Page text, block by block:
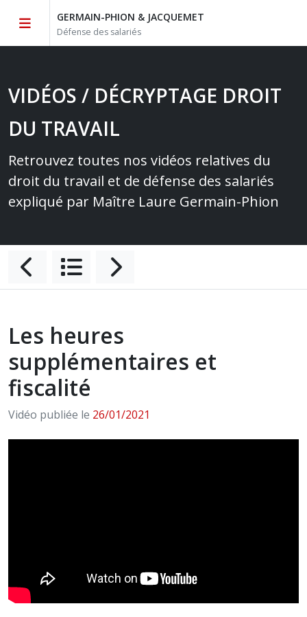
GERMAIN-PHION & JACQUEMET
Défense des salariés
VIDÉOS / DÉCRYPTAGE DROIT
DU TRAVAIL
Retrouvez toutes nos vidéos relatives du
droit du travail et de défense des salariés
expliqué par Maître Laure Germain-Phion
Les heures
supplémentaires et
fiscalité
Vidéo publiée le 26/01/2021